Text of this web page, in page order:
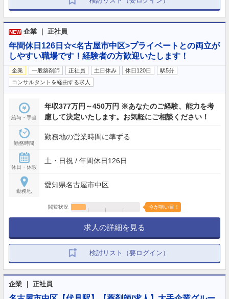
NEW 企業 ｜ 正社員
年間休日126日☆<名古屋市中区>プライベートとの両立が
しやすい職場です！経験者の方歓迎いたします！
企業 一般薬剤師 正社員 土日休み 休日120日
駅5分
コンサルタントを経由する求人
給与・手当
年収377万円～450万円 ※あなたのご経験、能力を考
慮して決定いたします。お気軽にご相談ください！
勤務時間
勤務地の営業時間に準ずる
休日・休暇
土・日祝 / 年間休日126日
勤務地
愛知県名古屋市中区
閲覧状況 今が狙い目！
求人の詳細を見る
検討リスト（要ログイン）
企業 ｜ 正社員